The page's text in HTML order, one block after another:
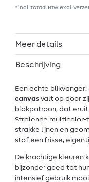
* incl. totaal Btw. excl.
Meer details
Beschrijving
Een echte
canvas valt op door
blokpatroon, dat
Stralende multicolor-
strakke lijnen en
stof een frisse,
De krachtige kleuren
bijzonder goed tot
intensief gebruik